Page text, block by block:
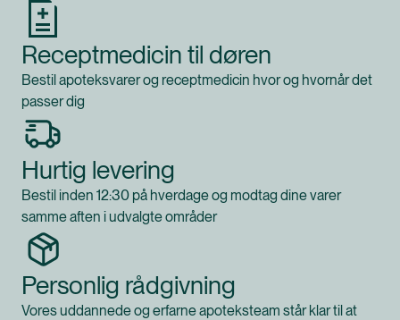
Receptmedicin til døren
Bestil apoteksvarer og receptmedicin hvor og hvornår det
passer dig
Hurtig levering
Bestil inden 12:30 på hverdage og modtag dine varer
samme aften i udvalgte områder
Personlig rådgivning
Vores uddannede og erfarne apoteksteam står klar til at